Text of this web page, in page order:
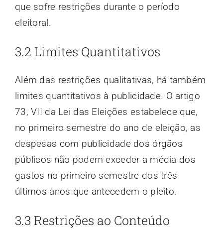
que sofre restrições durante o período
eleitoral.
3.2 Limites Quantitativos
Além das restrições qualitativas, há também
limites quantitativos à publicidade. O artigo
73, VII da Lei das Eleições estabelece que,
no primeiro semestre do ano de eleição, as
despesas com publicidade dos órgãos
públicos não podem exceder a média dos
gastos no primeiro semestre dos três
últimos anos que antecedem o pleito.
3.3 Restrições ao Conteúdo